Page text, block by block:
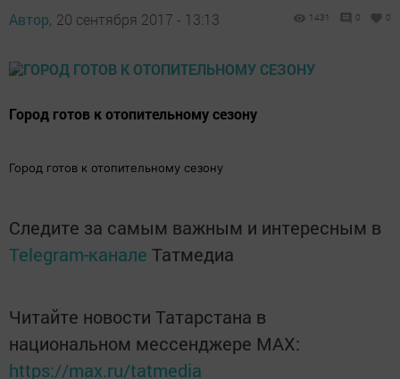
Автор, 20 сентября 2017 - 13:13 1431 0 0
Город готов к отопительному сезону
Город готов к отопительному сезону
Следите за самым важным и интересным в
Telegram-канале Татмедиа
Читайте новости Татарстана в
национальном мессенджере MАХ:
https://max.ru/tatmedia